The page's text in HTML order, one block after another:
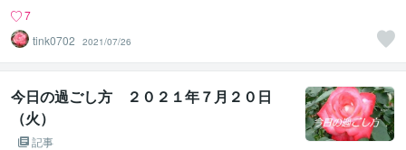
7
tink0702
2021/07/26
今日の過ごし方 ２０２１年７月２０日
（火）
記事